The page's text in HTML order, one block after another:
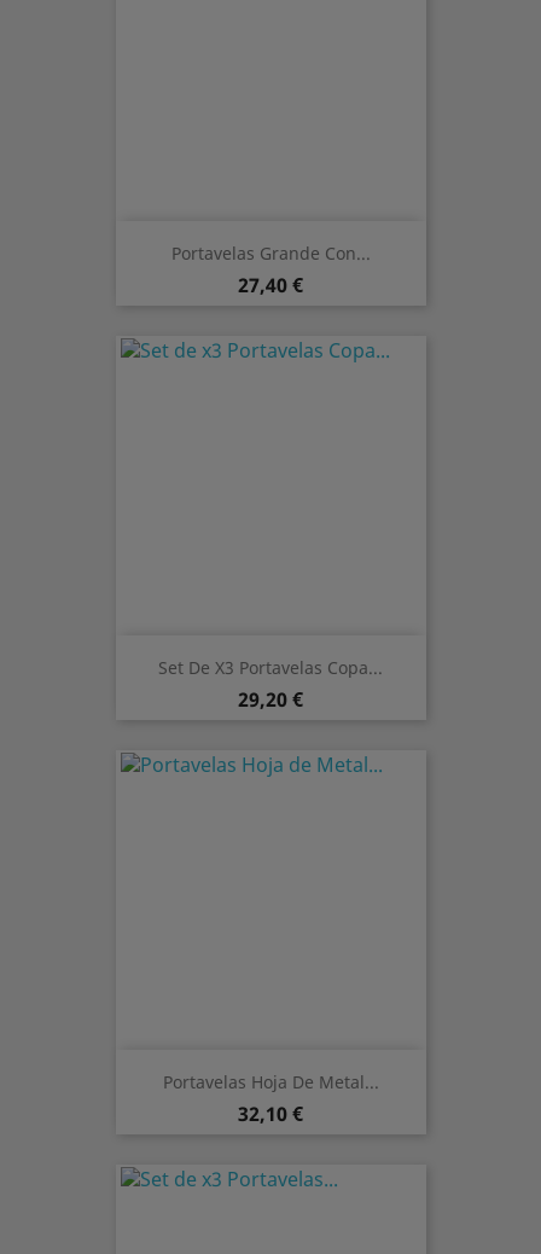
Portavelas Grande Con...
Preis
27,40 €
Set De X3 Portavelas Copa...
Preis
29,20 €
Portavelas Hoja De Metal...
Preis
32,10 €